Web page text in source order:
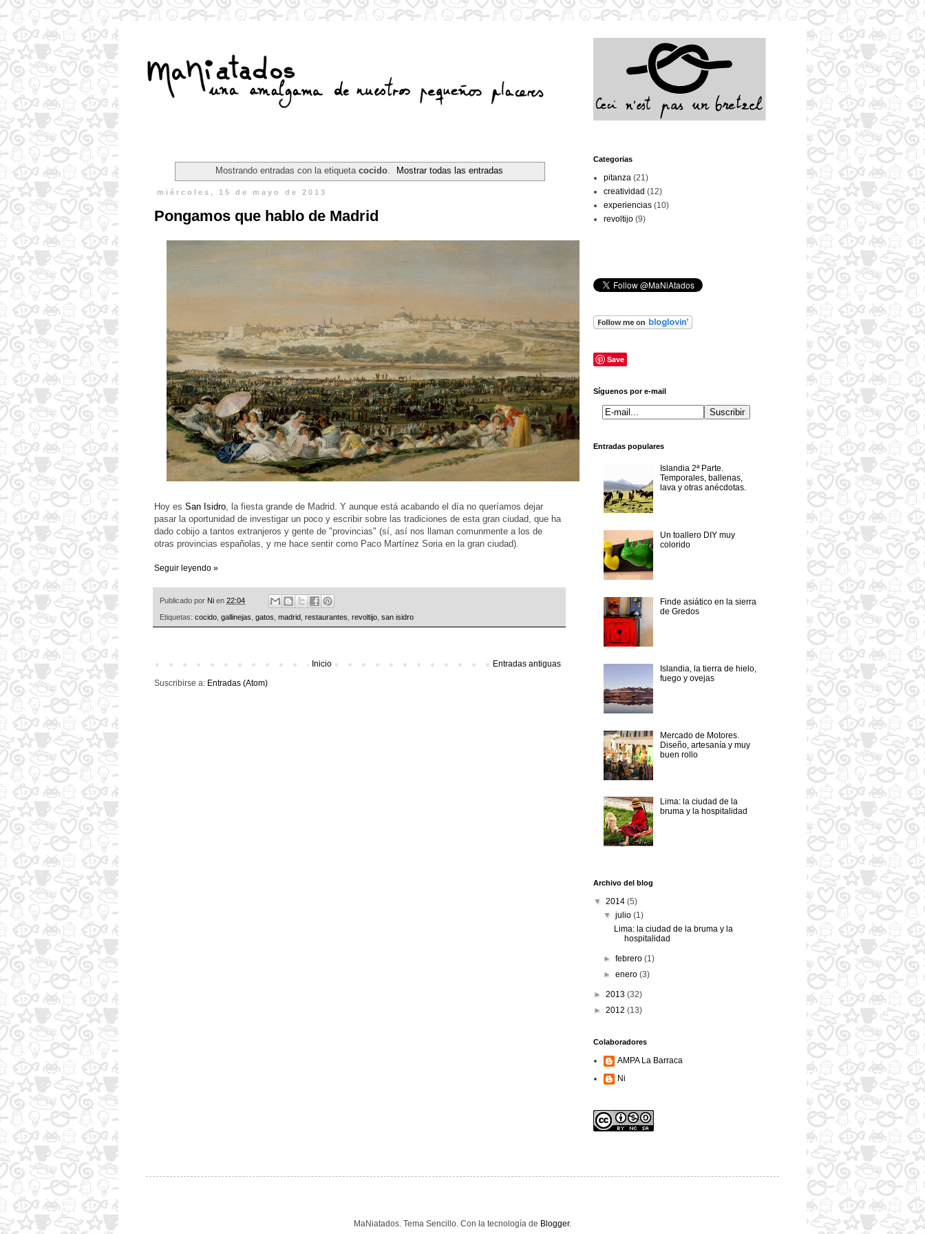
Mostrando entradas con la etiqueta cocido. Mostrar todas las entradas
miércoles, 15 de mayo de 2013
Pongamos que hablo de Madrid
Hoy es San Isidro , la fiesta grande de Madrid. Y aunque está acabando el día no queríamos dejar
pasar la oportunidad de investigar un poco y escribir sobre las tradiciones de esta gran ciudad, que ha
dado cobijo a tantos extranjeros y gente de "provincias" (sí, así nos llaman comunmente a los de
otras provincias españolas, y me hace sentir como Paco Martínez Soria en la gran ciudad).
Seguir leyendo »
Publicado por Ni en 22:04
Etiquetas: cocido gallinejas gatos madrid restaurantes revoltijo san isidro
Entradas antiguas
Inicio
Suscribirse a: Entradas (Atom)
Categorias
pitanza (21)
creatividad (12)
experiencias (10)
revoltijo (9)
Save
Síguenos por e-mail
Entradas populares
Islandia 2ª Parte.
Temporales, ballenas,
lava y otras anécdotas.
Un toallero DIY muy
colorido
Finde asiático en la sierra
de Gredos
Islandia, la tierra de hielo,
fuego y ovejas
Mercado de Motores.
Diseño, artesanía y muy
buen rollo
Lima: la ciudad de la
bruma y la hospitalidad
Archivo del blog
▼ 2014 (5)
▼julio(1)
Lima: la ciudad de la bruma y la
hospitalidad
►febrero(1)
►enero(3)
► 2013 (32)
► 2012 (13)
Colaboradores
AMPA La Barraca
Ni
MaNiatados. Tema Sencillo. Con la tecnología de Blogger.